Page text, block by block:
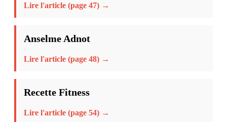
Lire l'article (page 47) →
Anselme Adnot
Lire l'article (page 48) →
Recette Fitness
Lire l'article (page 54) →